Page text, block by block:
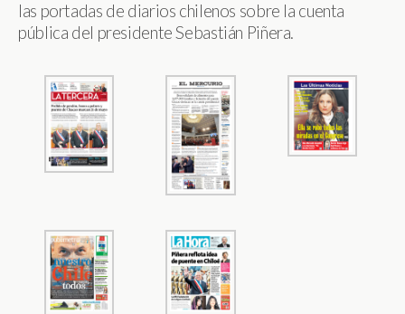
las portadas de diarios chilenos sobre la cuenta
pública del presidente Sebastián Piñera.